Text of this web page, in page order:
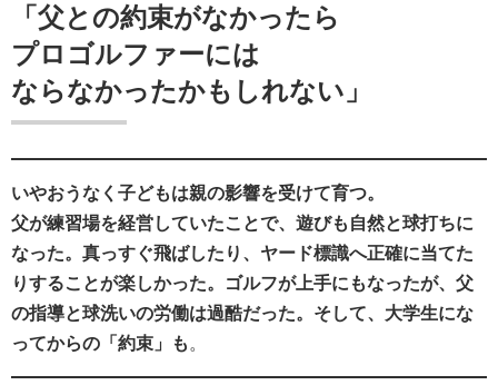
「父との約束がなかったら
プロゴルファーには
ならなかったかもしれない」
いやおうなく子どもは親の影響を受けて育つ。
父が練習場を経営していたことで、遊びも自然と球打ちに
なった。真っすぐ飛ばしたり、ヤード標識へ正確に当てた
りすることが楽しかった。ゴルフが上手にもなったが、父
の指導と球洗いの労働は過酷だった。そして、大学生にな
ってからの「約束」も。